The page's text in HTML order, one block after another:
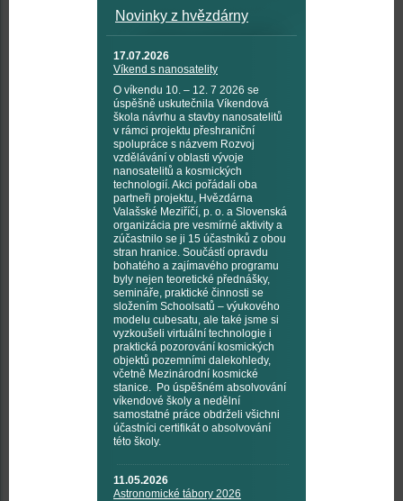
Novinky z hvězdárny
17.07.2026
Víkend s nanosatelity
O víkendu 10. – 12. 7 2026 se
úspěšně uskutečnila Víkendová
škola návrhu a stavby nanosatelitů
v rámci projektu přeshraniční
spolupráce s názvem Rozvoj
vzdělávání v oblasti vývoje
nanosatelitů a kosmických
technologií. Akci pořádali oba
partneři projektu, Hvězdárna
Valašské Meziříčí, p. o. a Slovenská
organizácia pre vesmírné aktivity a
zúčastnilo se ji 15 účastníků z obou
stran hranice. Součástí opravdu
bohatého a zajímavého programu
byly nejen teoretické přednášky,
semináře, praktické činnosti se
složením Schoolsatů – výukového
modelu cubesatu, ale také jsme si
vyzkoušeli virtuální technologie i
praktická pozorování kosmických
objektů pozemními dalekohledy,
včetně Mezinárodní kosmické
stanice. Po úspěšném absolvování
víkendové školy a nedělní
samostatné práce obdrželi všichni
účastníci certifikát o absolvování
této školy.
11.05.2026
Astronomické tábory 2026